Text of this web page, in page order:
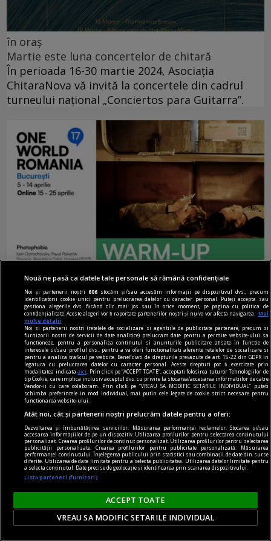
în oraș
Martie este luna concertelor de chitară
În perioada 16-30 martie 2024, Asociația
ChitaraNova vă invită la concertele din cadrul
turneului național „Conciertos para Guitarra”.
One World Romania – Focus Ucraina: proiecție
„Photophobia”
„Photophobia” marchează doi ani de la începerea
războiului în Ucraina și va avea loc pe 24
februarie la Cinema Elvire Popesco.
(avan)premieră editorială
Nouă ne pasă ca datele tale personale să rămână confidențiale
Noi și partenerii noștri606 stocăm și/sau accesăm informații pe dispozitivul dvs., precum
identificatorii cookie unici pentru prelucrarea datelor cu caracter personal. Puteți accepta sau
gestiona alegerile dvs. făcând clic mai jos sau în orice moment, pe pagina cu politica de
confidențialitate. Aceste alegeri vor fi raportate partenerilor noștri și nu vă vor afecta navigarea.
Mai
multe detalii
Noi si partenerii nostri (retelele de socializare si agentiile de publicitate partenere, precum si
furnizorii nostri de servicii de date analitice) prelucram date pentru a permite website-ului sa
functioneze, pentru a personaliza continutul si anunturile publicitare afisate in functie de
interesele si/sau profilul dvs., pentru a va oferi functionalitati aferente retelelor de socializare si
pentru a analiza traficul pe website. Beneficiati de drepturile prevazute de art. 15-22 din GDPR in
legatura cu prelucrarea datelor cu caracter personal. Aceste drepturi pot fi exercitate prin
modalitatea indicataaici
. Prin click pe “ACCEPT TOATE”, acceptati folosirea tuturor Tehnologiilor de
tip Cookie, care implica inclusiv acceptul dvs. cu privire la stocarea/accesarea informatiilor de catre
Vendor-ii cu care colaboram. Prin click pe “VREAU SA MODIFIC SETARILE INDIVIDUAL” puteti
schimba preferintele in mod individual, mai putin cele legate de cookie strict necesare pentru
functionarea website-ului.
Atât noi, cât și partenerii noștri prelucrăm datele pentru a oferi:
Dezvoltarea și îmbunătățirea serviciilor. Măsurarea performanței reclamelor. Stocarea și/sau
accesarea informațiilor de pe un dispozitiv. Utilizarea profilurilor pentru selectarea conținutului
personalizat. Crearea profilurilor de conținut personalizat. Utilizarea profilurilor pentru selectarea
publicității personalizate. Crearea profilurilor pentru publicitate personalizată. Măsurarea
performanței conținutului. Înțelegerea publicului prin statistici sau combinații de date din surse
diferite. Utilizarea de date limitate pentru a selecta publicitatea. Utilizarea datelor limitate pentru
a selecta conținutul. Date precise de geolocație și identificarea prin scanarea dispozitivului.
Listă parteneri (furnizori)
ACCEPT TOATE
VREAU SA MODIFIC SETARILE INDIVIDUAL